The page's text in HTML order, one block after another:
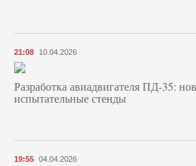
21:08 10.04.2026
Разработка авиадвигателя ПД-35:
испытательные стенды
19:55 04.04.2026